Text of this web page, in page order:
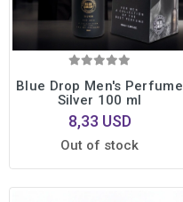
Blue Drop Men's Perfume
Silver 100 ml
8,33 USD
Out of stock